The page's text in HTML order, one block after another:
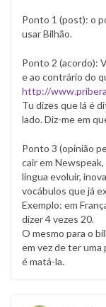
Ponto 1 (post): o
usar Bilhão.
Ponto 2 (acordo):
e ao contrário do
http://
Tu dizes que lá é
lado. Diz-me em
Ponto 3 (opinião
cair em
lingua evoluir,
vocábulos que já
Exemplo: em
dizer 4 vezes 20.
O mesmo para o
em vez de ter uma
é matá-la.